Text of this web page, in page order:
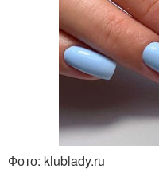
Фото: klublady.ru